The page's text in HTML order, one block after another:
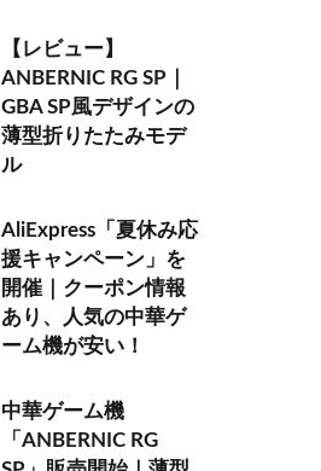
【レビュー】
ANBERNIC RG SP｜
GBA SP風デザインの
薄型折りたたみモデ
ル
AliExpress「夏休み応
援キャンペーン」を
開催｜クーポン情報
あり、人気の中華ゲ
ーム機が安い！
中華ゲーム機
「ANBERNIC RG